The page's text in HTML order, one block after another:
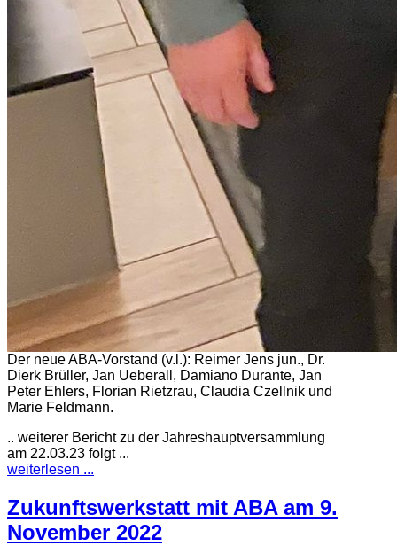
Der neue ABA-Vorstand (v.l.): Reimer Jens jun., Dr.
Dierk Brüller, Jan Ueberall, Damiano Durante, Jan
Peter Ehlers, Florian Rietzrau, Claudia Czellnik und
Marie Feldmann.
.. weiterer Bericht zu der Jahreshauptversammlung
am 22.03.23 folgt ...
weiterlesen ...
Zukunftswerkstatt mit ABA am 9.
November 2022